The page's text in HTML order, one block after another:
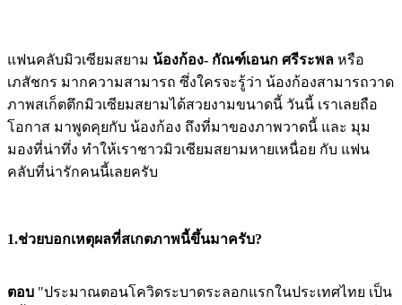
แฟนคลับมิวเซียมสยาม น้องก้อง- กัณฑ์เอนก ศรีระพล หรือ
เภสัชกร มากความสามารถ ซึ่งใครจะรู้ว่า น้องก้องสามารถวาด
ภาพสเก็ตตึกมิวเซียมสยามได้สวยงามขนาดนี้ วันนี้ เราเลยถือ
โอกาส มาพูดคุยกับ น้องก้อง ถึงที่มาของภาพวาดนี้ และ มุม
มองที่น่าทึ่ง ทำให้เราชาวมิวเซียมสยามหายเหนื่อย กับ แฟน
คลับที่น่ารักคนนี้เลยครับ
1.ช่วยบอกเหตุผลที่สเกตภาพนี้ขึ้นมาครับ?
ตอบ "ประมาณตอนโควิดระบาดระลอกแรกในประเทศไทย เป็น